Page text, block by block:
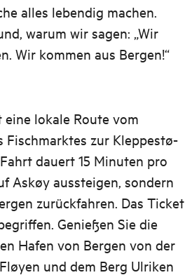
alles lebendig machen.
warum wir sagen: „Wir
Wir kommen aus Bergen!“
eine lokale Route vom
Fischmarktes zur Kleppestø-
dauert 15 Minuten pro
Askøy aussteigen, sondern
zurückfahren. Das Ticket
Genießen Sie die
Hafen von Bergen von der
und dem Berg Ulriken